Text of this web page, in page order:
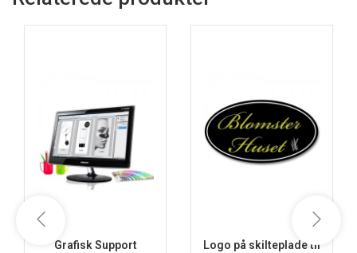
Grafisk Support
Logo på skilteplade til